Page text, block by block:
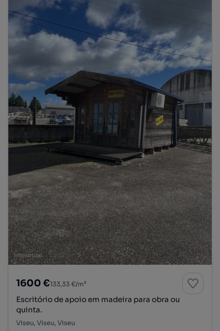
1600 €133,33 €/m²
Escritório de apoio em madeira para obra ou
quinta.
Viseu, Viseu, Viseu